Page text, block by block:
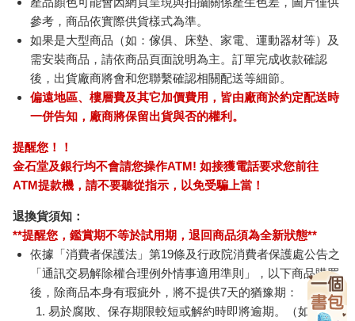
參考，商品依實際供貨樣式為準。
如果是大型商品（如：傢俱、床墊、家電、運動器材等）及
需安裝商品，請依商品頁面說明為主。訂單完成收款確認
後，出貨廠商將會和您聯繫確認相關配送等細節。
偏遠地區、樓層費及其它加價費用，皆由廠商於約定配送時
一併告知，廠商將保留出貨與否的權利。
提醒您！！
金石堂及銀行均不會請您操作ATM! 如接獲電話要求您前往
ATM提款機，請不要聽從指示，以免受騙上當！
退換貨須知：
**提醒您，鑑賞期不等於試用期，退回商品須為全新狀態**
依據「消費者保護法」第19條及行政院消費者保護處公告之
「通訊交易解除權合理例外情事適用準則」，以下商品購買
後，除商品本身有瑕疵外，將不提供7天的猶豫期：
易於腐敗、保存期限較短或解約時即將逾期。（如：生